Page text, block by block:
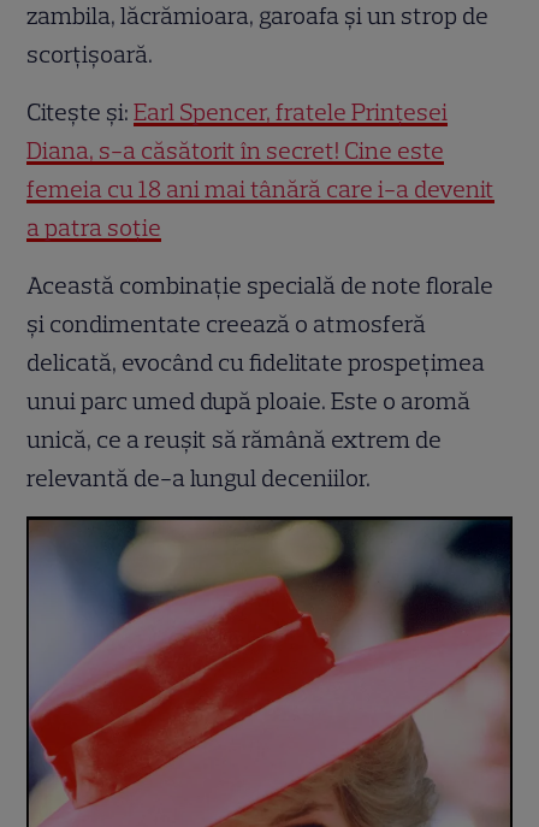
zambila, lăcrămioara, garoafa și un strop de
scorțișoară.
Citește și:Earl Spencer, fratele Prințesei
Diana, s-a căsătorit în secret! Cine este
femeia cu 18 ani mai tânără care i-a devenit
a patra soție
Această combinație specială de note florale
și condimentate creează o atmosferă
delicată, evocând cu fidelitate prospețimea
unui parc umed după ploaie. Este o aromă
unică, ce a reușit să rămână extrem de
relevantă de-a lungul deceniilor.